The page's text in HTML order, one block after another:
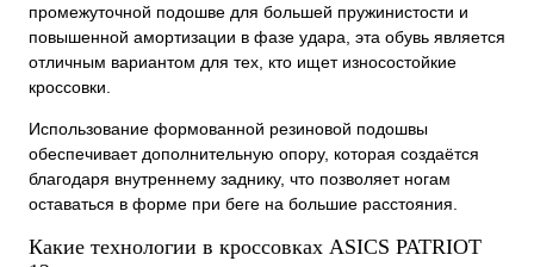
промежуточной подошве для большей пружинистости и
повышенной амортизации в фазе удара, эта обувь является
отличным вариантом для тех, кто ищет износостойкие
кроссовки.
Использование формованной резиновой подошвы
обеспечивает дополнительную опору, которая создаётся
благодаря внутреннему заднику, что позволяет ногам
оставаться в форме при беге на большие расстояния.
Какие технологии в кроссовках ASICS PATRIOT